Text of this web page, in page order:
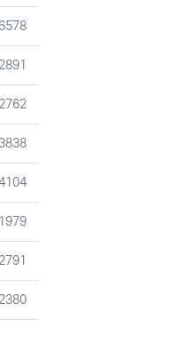
조회
6578
조회
2891
조회
2762
조회
3838
회
조회
1979
조회
2791
조회
2380